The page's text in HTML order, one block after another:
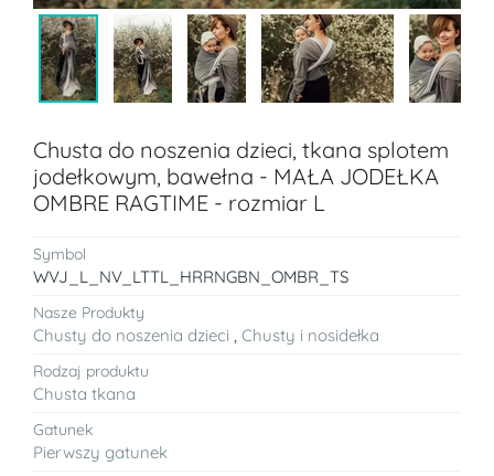
Chusta do noszenia dzieci, tkana splotem
jodełkowym, bawełna - MAŁA JODEŁKA
OMBRE RAGTIME - rozmiar L
Symbol
WVJ_L_NV_LTTL_HRRNGBN_OMBR_TS
Nasze Produkty
Chusty do noszenia dzieci Chusty i nosidełka
Rodzaj produktu
Chusta tkana
Gatunek
Pierwszy gatunek